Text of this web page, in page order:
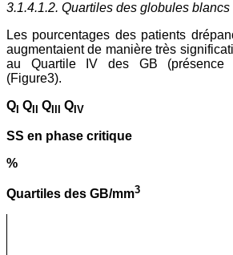
3.1.4.1.2. Quartiles des globules
Les pourcentages des patients
augmentaient de manière très
au Quartile IV des GB (présence
(Figure3).
Q Q Q Q IV
SS en phase critique
%
Quartiles des GB/mm3